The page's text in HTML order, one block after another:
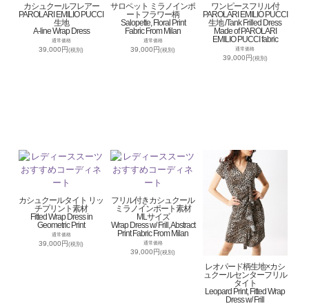
カシュクールフレアー
PAROLARI EMILIO PUCCI
生地
A-line Wrap Dress
通常価格
39,000円(税別)
サロペット ミラノインポ
ートフラワー柄
Salopette, Floral Print
Fabric From Milan
通常価格
39,000円(税別)
ワンピースフリル付
PAROLARI EMILIO PUCCI
生地 /Tank Frilled Dress
Made of PAROLARI
EMILIO PUCCI fabric
通常価格
39,000円(税別)
カシュクールタイト リッ
チプリント素材
Fitted Wrap Dress in
Geometric Print
通常価格
39,000円(税別)
フリル付きカシュクール
ミラノインポート素材
MLサイズ
Wrap Dress w/ Frill, Abstract
Print Fabric From Milan
通常価格
39,000円(税別)
レオパード柄生地×カシ
ュクールセンターフリル
タイト
Leopard Print, Fitted Wrap
Dress w/ Frill